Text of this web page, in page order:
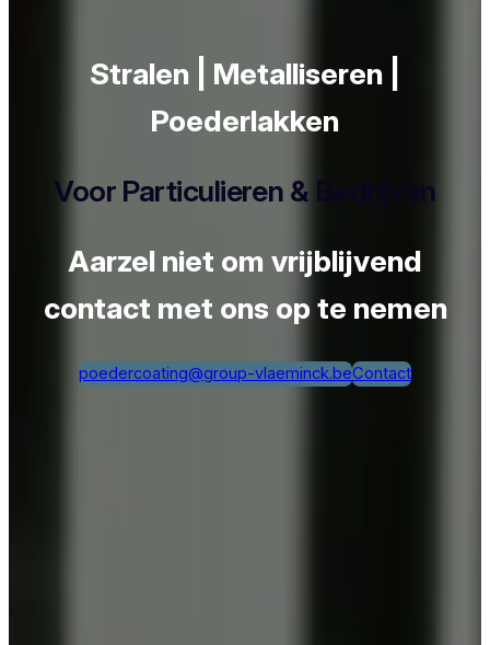
Stralen | Metalliseren |
Poederlakken
Voor Particulieren & Bedrijven
Aarzel niet om vrijblijvend
contact met ons op te nemen
poedercoating@group-vlaeminck.beContact